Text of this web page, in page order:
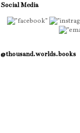
Social Media
@thousand.worlds.books